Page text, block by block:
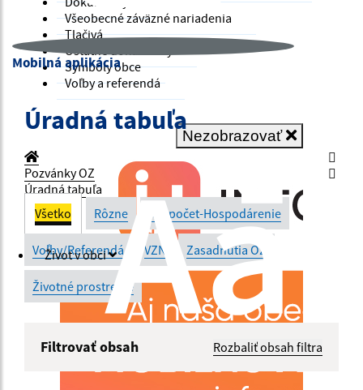
Nezobrazovať
Mobilná aplikácia
Život v obci
Všeobecné záväzné nariadenia
Tlačivá
Ostatné dokumenty
Symboly obce
Voľby a referendá
Úradná tabuľa
Pozvánky OZ
Úradná tabuľa
Všetko
Rôzne Rozpočet-Hospodárenie
Voľby/Referendá VZN Zasadnutia OZ
Životné prostredie
Filtrovať obsah Rozbaliť obsah filtra